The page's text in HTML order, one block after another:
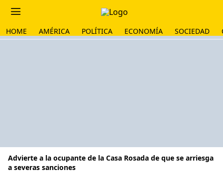
HOME AMÉRICA POLÍTICA ECONOMÍA SOCIEDAD
Advierte a la ocupante de la Casa Rosada de que se arriesga
a severas sanciones